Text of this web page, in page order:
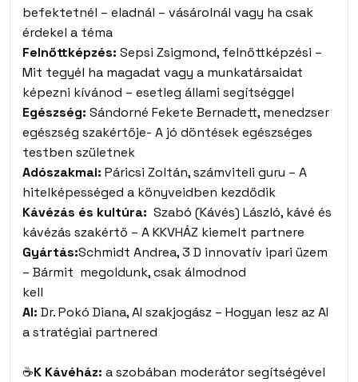
befektetnél – eladnál – vásárolnál vagy ha csak
érdekel a téma
Felnőttképzés: Sepsi Zsigmond, felnőttképzési –
Mit tegyél ha magadat vagy a munkatársaidat
képezni kívánod – esetleg állami segítséggel
Egészség: Sándorné Fekete Bernadett, menedzser
egészség szakértője- A jó döntések egészséges
testben születnek
Adószakmai: Páricsi Zoltán, számviteli guru – A
hitelképességed a könyveidben kezdődik
Kávézás és kultúra: Szabó (Kávés) László, kávé és
kávézás szakértő – A KKVHÁZ kiemelt partnere
Gyártás:Schmidt Andrea, 3 D innovatív ipari üzem
– Bármit megoldunk, csak álmodnod
kell
AI: Dr. Pokó Diana, AI szakjogász – Hogyan lesz az AI
a stratégiai partnered
☕K Kávéház: a szobában moderátor segítségével